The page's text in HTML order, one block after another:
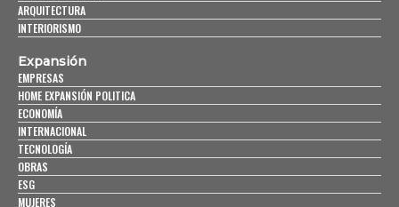
ARQUITECTURA
INTERIORISMO
Expansión
EMPRESAS
HOME EXPANSIÓN POLITICA
ECONOMÍA
INTERNACIONAL
TECNOLOGÍA
OBRAS
ESG
MUJERES